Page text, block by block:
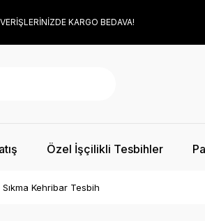
KARGO BEDAVA!
Özel İşçilikli Tesbihler
Kehribar Tesbih